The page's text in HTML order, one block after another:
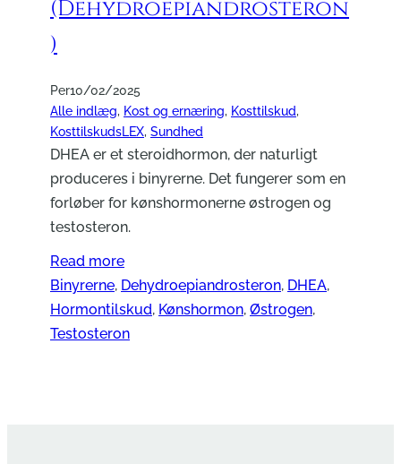
(Dehydroepiandrosteron
)
Per10/02/2025
Alle indlæg, Kost og ernæring, Kosttilskud
KosttilskudsLEX, Sundhed
DHEA er et steroidhormon, der naturligt
produceres i binyrerne. Det fungerer som en
forløber for kønshormonerne østrogen og
testosteron.
Read more
Binyrerne, Dehydroepiandrosteron, DHEA
Hormontilskud, Kønshormon, Østrogen
Testosteron